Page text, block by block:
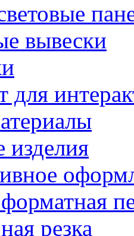
вывески
для
изделия
резка